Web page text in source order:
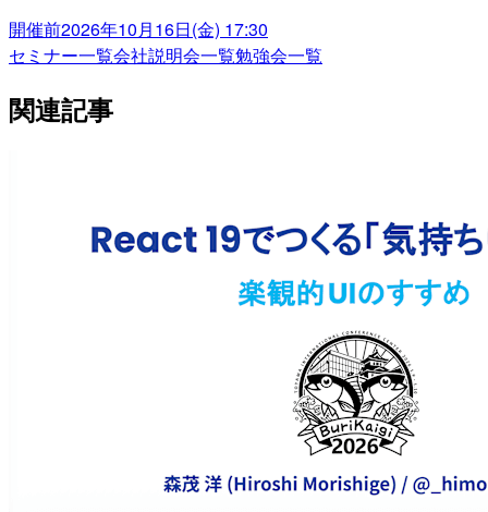
開催前2026年10月16日(金) 17:30
セミナー一覧会社説明会一覧勉強会一覧
関連記事